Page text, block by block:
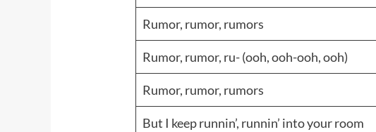
Rumor, rumor, rumors
Rumor, rumor, ru- (ooh, ooh-ooh, ooh)
Rumor, rumor, rumors
But I keep runnin’, runnin’ into your room